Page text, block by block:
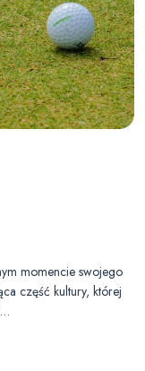
momencie swojego
część kultury, której